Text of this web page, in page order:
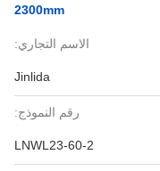
2300mm
الاسم التجاري:
Jinlida
رقم النموذج:
LNWL23-60-2